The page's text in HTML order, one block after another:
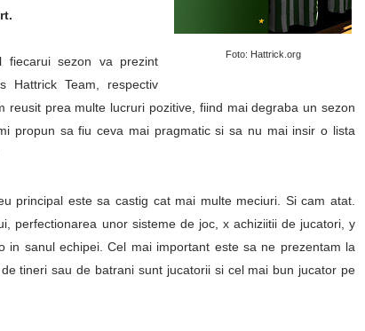
Foto: Hattrick.org
sezon va prezint
Hattrick Team, respectiv
prea multe lucruri pozitive, fiind mai degraba un sezon
propun sa fiu ceva mai pragmatic si sa nu mai insir o lista
principal este sa castig cat mai multe meciuri. Si cam atat.
perfectionarea unor sisteme de joc, x achiziitii de jucatori, y
sanul echipei. Cel mai important este sa ne prezentam la
tineri sau de batrani sunt jucatorii si cel mai bun jucator pe